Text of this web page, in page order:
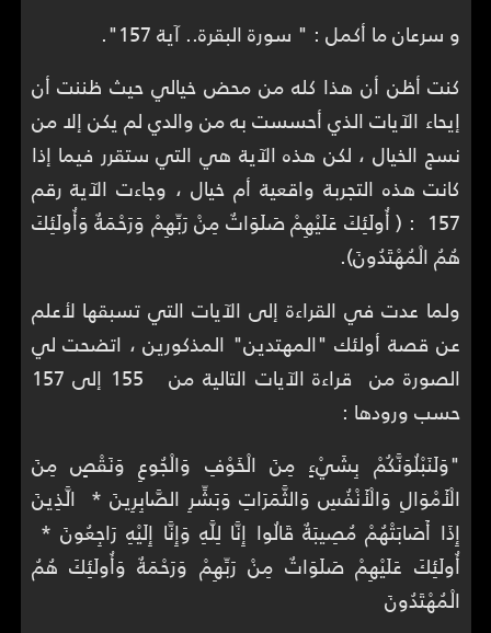
و سرعان ما أكمل : " سورة البقرة.. آية 157".
كنت أظن أن هذا كله من محض خيالي حيث ظننت أن
إيحاء الآيات الذي أحسست به من والدي لم يكن إلا من
نسج الخيال ، لكن هذه الآية هي التي ستقرر فيما إذا
كانت هذه التجربة واقعية أم خيال ، وجاءت الآية رقم
157 : ( أُولَئِكَ عَلَيْهِمْ صَلَوَاتٌ مِنْ رَبِّهِمْ وَرَحْمَةٌ وَأُولَئِكَ
هُمُ الْمُهْتَدُونَ).
ولما عدت في القراءة إلى الآيات التي تسبقها لأعلم
عن قصة أولئك "المهتدين" المذكورين ، اتضحت لي
الصورة من قراءة الآيات التالية من 155 إلى 157
حسب ورودها :
"وَلَنَبْلُوَنَّكُمْ بِشَيْءٍ مِنَ الْخَوْفِ وَالْجُوعِ وَنَقْصٍ مِنَ
الْأَمْوَالِ وَالْأَنْفُسِ وَالثَّمَرَاتِ وَبَشِّرِ الصَّابِرِينَ * الَّذِينَ
إِذَا أَصَابَتْهُمْ مُصِيبَةٌ قَالُوا إِنَّا لِلَّهِ وَإِنَّا إِلَيْهِ رَاجِعُونَ *
أُولَئِكَ عَلَيْهِمْ صَلَوَاتٌ مِنْ رَبِّهِمْ وَرَحْمَةٌ وَأُولَئِكَ هُمُ
الْمُهْتَدُونَ